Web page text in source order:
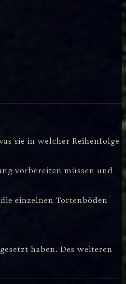
sie in welcher Reihenfolge
vorbereiten müssen und
einzelnen Tortenböden
haben. Des weiteren